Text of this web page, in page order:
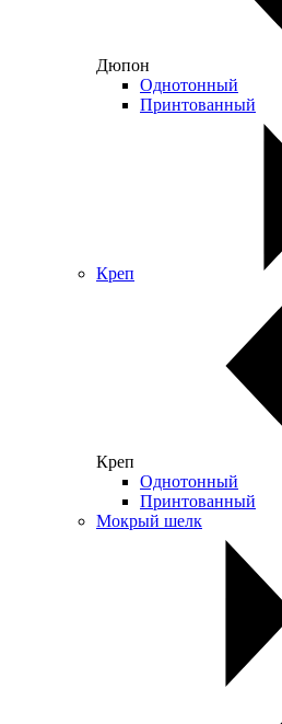
Дюпон
Однотонный
Принтованный
Креп
Креп
Однотонный
Принтованный
Мокрый шелк